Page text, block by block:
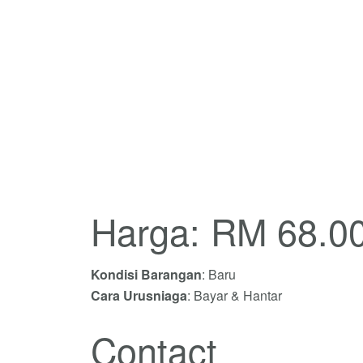
Harga: RM
Kondisi Barangan: Baru
Cara Urusniaga: Bayar & Hantar
Contact